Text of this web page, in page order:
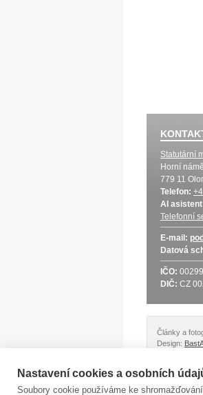
Statutární
Horní
779 11
Telefon:
AI asistent
Telefonní
E-mail:
Datová
IČO:
DIČ: CZ
Články a
Design:
Nastavení cookies a osobních
Soubory cookie používáme ke